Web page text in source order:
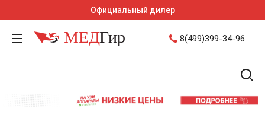
Официальный дилер
8(499)399-34-96